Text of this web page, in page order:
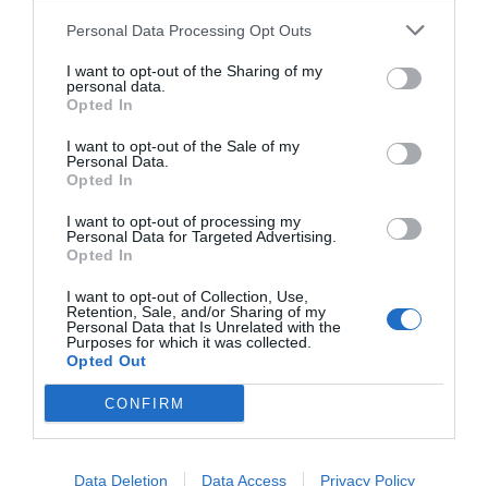
Personal Data Processing Opt Outs
I want to opt-out of the Sharing of my
personal data.
Opted In
I want to opt-out of the Sale of my
Personal Data.
Opted In
I want to opt-out of processing my
Personal Data for Targeted Advertising.
Opted In
I want to opt-out of Collection, Use,
Retention, Sale, and/or Sharing of my
Personal Data that Is Unrelated with the
Purposes for which it was collected.
Opted Out
CONFIRM
Data Deletion Data Access Privacy Policy
Subscriu-te al Top Magazine
Lider a Instagram
Girona restaurants
Top restaurants TOP Girona restaurants